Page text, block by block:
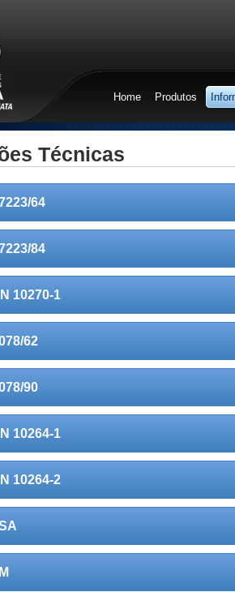
Home Produtos
Técnicas
64
84
10270-1
62
90
10264-1
10264-2